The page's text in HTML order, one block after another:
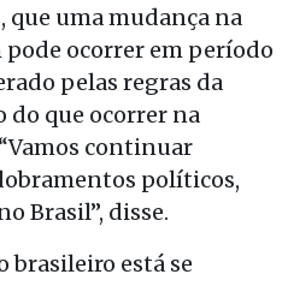
uma mudança na
ocorrer em período
pelas regras da
do que ocorrer na
continuar
políticos,
Brasil”, disse.
brasileiro está se